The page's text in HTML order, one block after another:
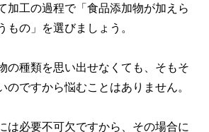
加工の過程で「食品添加物が加えら
もの」を選びましょう。
の種類を思い出せなくても、そもそ
のですから悩むことはありません。
は必要不可欠ですから、その場合に